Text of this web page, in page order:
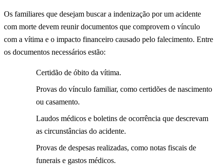
Os familiares que desejam buscar a indenização por um acidente
com morte devem reunir documentos que comprovem o vínculo
com a vítima e o impacto financeiro causado pelo falecimento. Entre
os documentos necessários estão:
Certidão de óbito da vítima.
Provas do vínculo familiar, como certidões de nascimento
ou casamento.
Laudos médicos e boletins de ocorrência que descrevam
as circunstâncias do acidente.
Provas de despesas realizadas, como notas fiscais de
funerais e gastos médicos.